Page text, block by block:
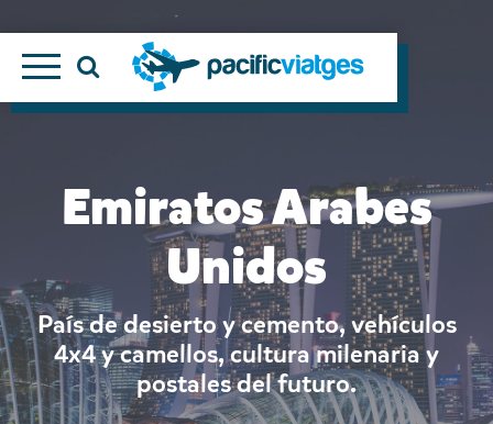
Emiratos Arabes
Unidos
País de desierto y cemento, vehículos
4x4 y camellos, cultura milenaria y
postales del futuro.